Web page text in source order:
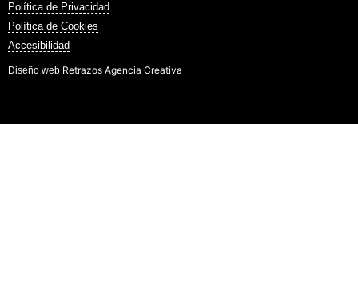
Política de Privacidad
Política de Cookies
Accesibilidad
Diseño web Retrazos Agencia Creativa